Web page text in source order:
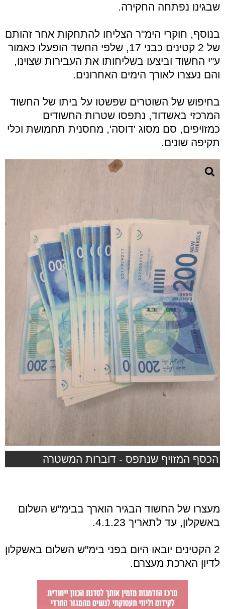
שבגינו נפתחה החקירה.
בנוסף, חוקרי הימ"ר הצליחו להתחקות אחר זהותם
של 2 קטינים כבני 17, שלפי החשד הופעלו כאמור
ע"י החשוד וביצעו בשליחותו את העבירות שצוינו,
והם נעצרו לאורך הימים האחרונים.
בחיפוש של השוטרים שפשטו על ביתו של החשוד
המרכזי באשדוד, נתפסו שטרות החשודים
כמזויפים, סם מסוג 'דוסה', מחסנית תחמושת וכלי
תקיפה שונים.
הכסף המזויף שנתפס - דוברות המשטרה
מעצרו של החשוד הבגיר הוארך בבימ"ש השלום
באשקלון, עד לתאריך 4.1.23.
2 הקטינים יובאו היום בפני בימ"ש השלום באשקלון
לדיון הארכת מעצרם.